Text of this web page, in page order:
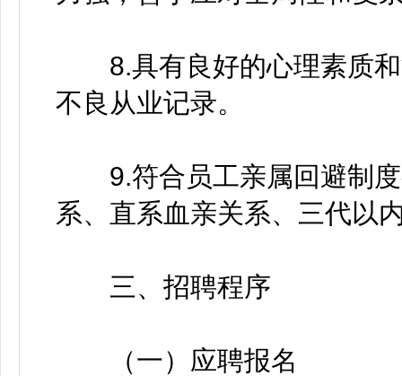
8.具有良好的心理素质和
不良从业记录。
9.符合员工亲属回避制度
系、直系血亲关系、三代以
三、招聘程序
（一）应聘报名